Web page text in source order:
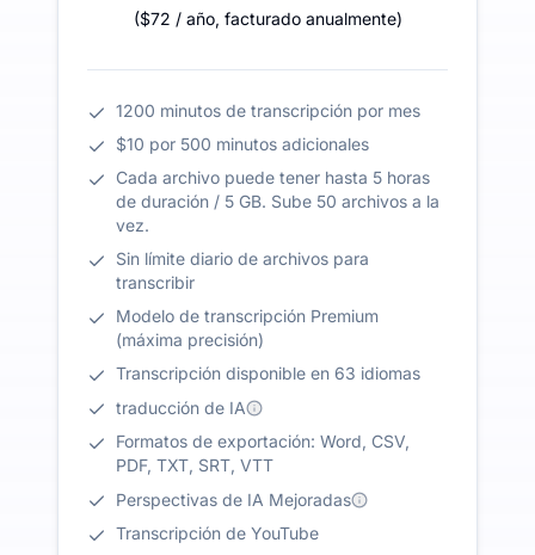
($72 / año, facturado anualmente)
1200 minutos de transcripción por mes
$10 por 500 minutos adicionales
Cada archivo puede tener hasta 5 horas
de duración / 5 GB. Sube 50 archivos a la
vez.
Sin límite diario de archivos para
transcribir
Modelo de transcripción Premium
(máxima precisión)
Transcripción disponible en 63 idiomas
traducción de IA
Formatos de exportación: Word, CSV,
PDF, TXT, SRT, VTT
Perspectivas de IA Mejoradas
Transcripción de YouTube